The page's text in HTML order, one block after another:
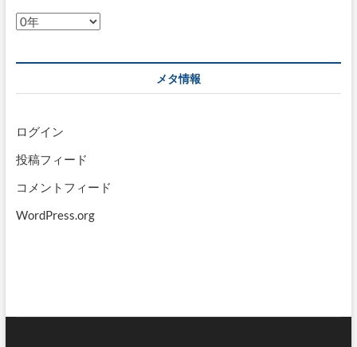
ア
ブ
メタ情報
ログイン
投稿フィード
コメントフィード
WordPress.org